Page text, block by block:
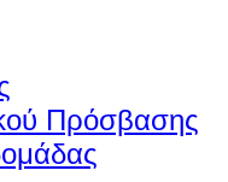
Πρόσβασης